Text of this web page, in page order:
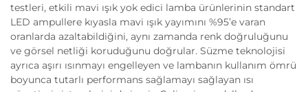
testleri, etkili mavi ışık yok edici lamba ürünlerinin standart
LED ampullere kıyasla mavi ışık yayımını %95’e varan
oranlarda azaltabildiğini, aynı zamanda renk doğruluğunu
ve görsel netliği koruduğunu doğrular. Süzme teknolojisi
ayrıca aşırı ısınmayı engelleyen ve lambanın kullanım ömrü
boyunca tutarlı performans sağlamayı sağlayan ısı